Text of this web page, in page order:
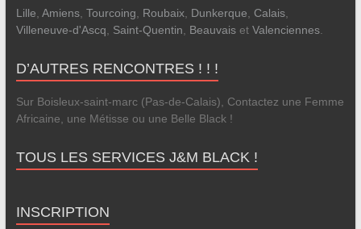
Lille Amiens, Tourcoing Roubaix, Dunkerque Calais,
Villeneuve-d'Ascq
Saint-Quentin Beauvaiset Valenciennes.
D’AUTRES RENCONTRES ! ! !
Sur Boisleux-saint-marc (Pas-de-Calais), Contactez une Femme
Africaine, une Métisse ou une Belle Black !
TOUS LES SERVICES J&M BLACK !
INSCRIPTION